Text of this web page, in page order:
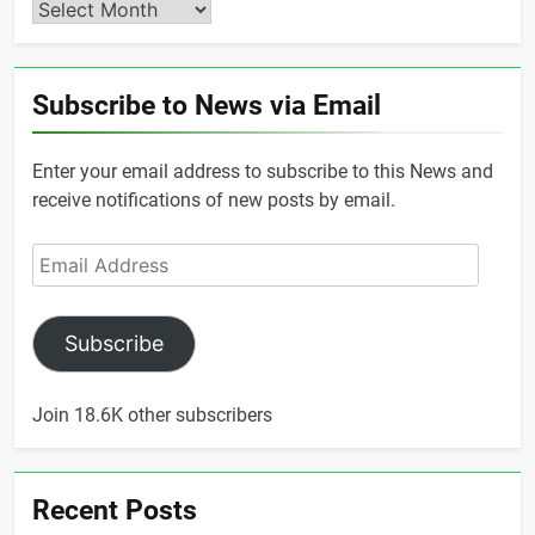
Archives
Subscribe to News via Email
Enter your email address to subscribe to this News and
receive notifications of new posts by email.
Email
Address
Subscribe
Join 18.6K other subscribers
Recent Posts